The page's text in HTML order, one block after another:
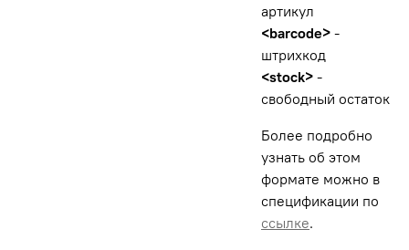
артикул
<barcode> -
штрихкод
<stock> -
свободный остаток
Более подробно
узнать об этом
формате можно в
спецификации по
ссылке.